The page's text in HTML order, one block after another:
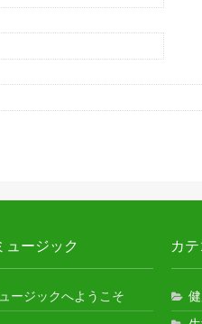
ュージック
ージックへようこそ
カ